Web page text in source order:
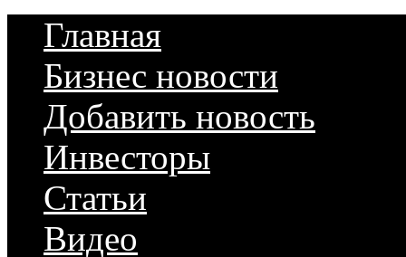
Главная
Бизнес новости
Добавить новость
Инвесторы
Статьи
Видео